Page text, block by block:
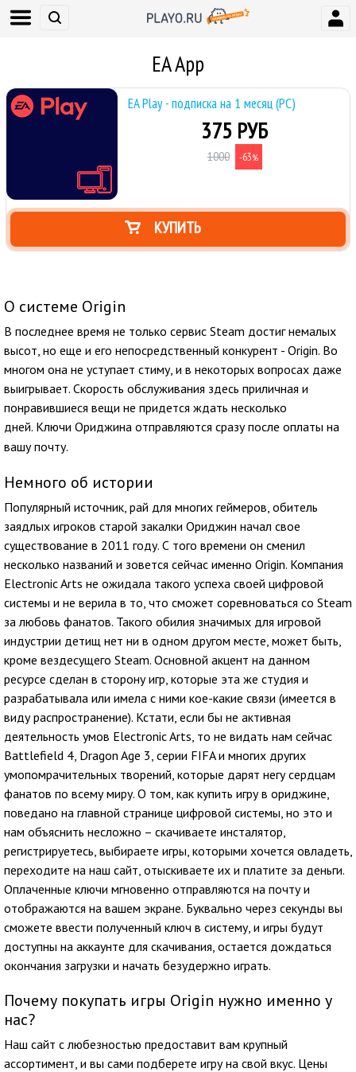
EA App
EA Play - подписка на 1 месяц (PC)
375 РУБ
1000 -63%
КУПИТЬ
О системе Origin
В последнее время не только сервис Steam достиг немалых
высот, но еще и его непосредственный конкурент - Origin. Во
многом она не уступает стиму, и в некоторых вопросах даже
выигрывает. Скорость обслуживания здесь приличная и
понравившиеся вещи не придется ждать несколько
дней. Ключи Ориджина отправляются сразу после оплаты на
вашу почту.
Немного об истории
Популярный источник, рай для многих геймеров, обитель
заядлых игроков старой закалки Ориджин начал свое
существование в 2011 году. С того времени он сменил
несколько названий и зовется сейчас именно Origin. Компания
Electronic Arts не ожидала такого успеха своей цифровой
системы и не верила в то, что сможет соревноваться со Steam
за любовь фанатов. Такого обилия значимых для игровой
индустрии детищ нет ни в одном другом месте, может быть,
кроме вездесущего Steam. Основной акцент на данном
ресурсе сделан в сторону игр, которые эта же студия и
разрабатывала или имела с ними кое-какие связи (имеется в
виду распространение). Кстати, если бы не активная
деятельность умов Electronic Arts, то не видать нам сейчас
Battlefield 4, Dragon Age 3, серии FIFA и многих других
умопомрачительных творений, которые дарят негу сердцам
фанатов по всему миру. О том, как купить игру в ориджине,
поведано на главной странице цифровой системы, но это и
нам объяснить несложно – скачиваете инсталятор,
регистрируетесь, выбираете игры, которыми хочется овладеть,
переходите на наш сайт, отыскиваете их и платите за деньги.
Оплаченные ключи мгновенно отправляются на почту и
отображаются на вашем экране. Буквально через секунды вы
сможете ввести полученный ключ в систему, и игры будут
доступны на аккаунте для скачивания, остается дождаться
окончания загрузки и начать безудержно играть.
Почему покупать игры Origin нужно именно у
нас?
Наш сайт с любезностью предоставит вам крупный
ассортимент, и вы сами подберете игру на свой вкус. Цены